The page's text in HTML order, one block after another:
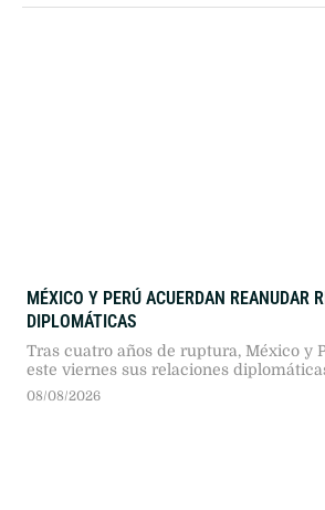
MÉXICO Y PERÚ ACUERDAN REANUDAR
DIPLOMÁTICAS
Tras cuatro años de ruptura, México y
este viernes sus relaciones
de México, luego de que el nuevo
08/08/2026